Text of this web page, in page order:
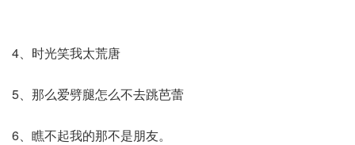
4、时光笑我太荒唐
5、那么爱劈腿怎么不去跳芭蕾
6、瞧不起我的那不是朋友。